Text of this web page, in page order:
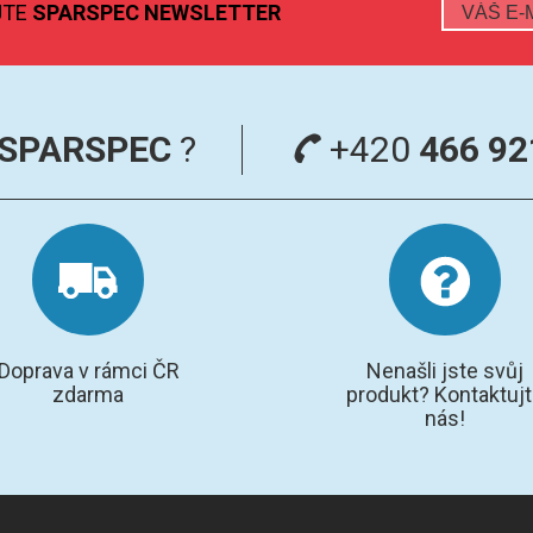
SPARSPEC NEWSLETTER
? +420 466
v rámci ČR
zdarma
Nenašli jste svůj
produkt?
nás!